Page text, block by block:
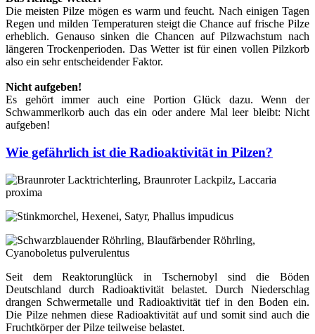
Die meisten Pilze mögen es warm und feucht. Nach einigen Tagen
Regen und milden Temperaturen steigt die Chance auf frische Pilze
erheblich. Genauso sinken die Chancen auf Pilzwachstum nach
längeren Trockenperioden. Das Wetter ist für einen vollen Pilzkorb
also ein sehr entscheidender Faktor.
Nicht aufgeben!
Es gehört immer auch eine Portion Glück dazu. Wenn der
Schwammerlkorb auch das ein oder andere Mal leer bleibt: Nicht
aufgeben!
Wie gefährlich ist die Radioaktivität in Pilzen?
Seit dem Reaktorunglück in Tschernobyl sind die Böden
Deutschland durch Radioaktivität belastet. Durch Niederschlag
drangen Schwermetalle und Radioaktivität tief in den Boden ein.
Die Pilze nehmen diese Radioaktivität auf und somit sind auch die
Fruchtkörper der Pilze teilweise belastet.